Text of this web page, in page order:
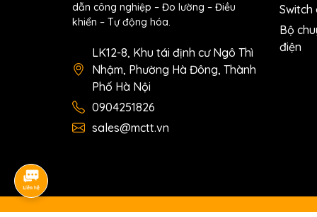
dẫn công nghiệp – Đo lường – Điều
khiển – Tự động hóa.
LK12-8, Khu tái định cư Ngô Thì
Nhậm, Phường Hà Đông, Thành
Phố Hà Nội
0904251826
sales@mctt.vn
Switch
Bộ
điện